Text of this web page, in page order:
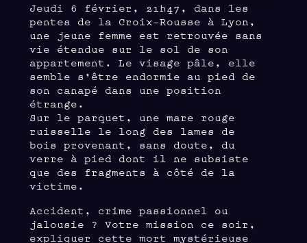
Jeudi 6 février, 21h47, dans les
pentes de la Croix-Rousse à Lyon,
une jeune femme est retrouvée sans
vie étendue sur le sol de son
appartement. Le visage pâle, elle
semble s’être endormie au pied de
son canapé dans une position
étrange.
Sur le parquet, une mare rouge
ruisselle le long des lames de
bois provenant, sans doute, du
verre à pied dont il ne subsiste
que des fragments à côté de la
victime.
Accident, crime passionnel ou
jalousie ? Votre mission ce soir,
expliquer cette mort mystérieuse